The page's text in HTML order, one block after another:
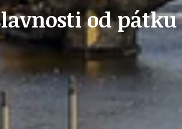
PROJEKTY A POMOC
od pátku